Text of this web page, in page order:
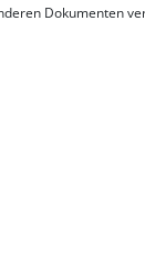
Dokumenten